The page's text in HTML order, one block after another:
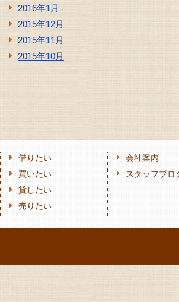
2016年1月
2015年12月
2015年11月
2015年10月
借りたい
買いたい
貸したい
売りたい
会社案内
スタッフブロ